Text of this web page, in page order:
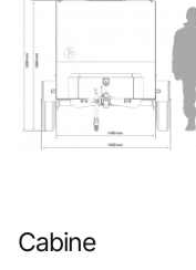
Cabine